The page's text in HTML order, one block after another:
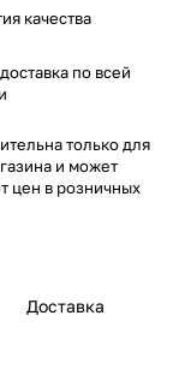
качества
по всей
только для
и может
цен в розничных
Доставка